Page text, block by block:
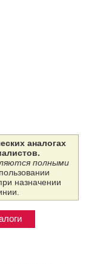
аналогах
полными
назначении